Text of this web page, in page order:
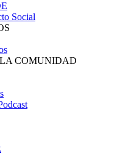
Social
COMUNIDAD